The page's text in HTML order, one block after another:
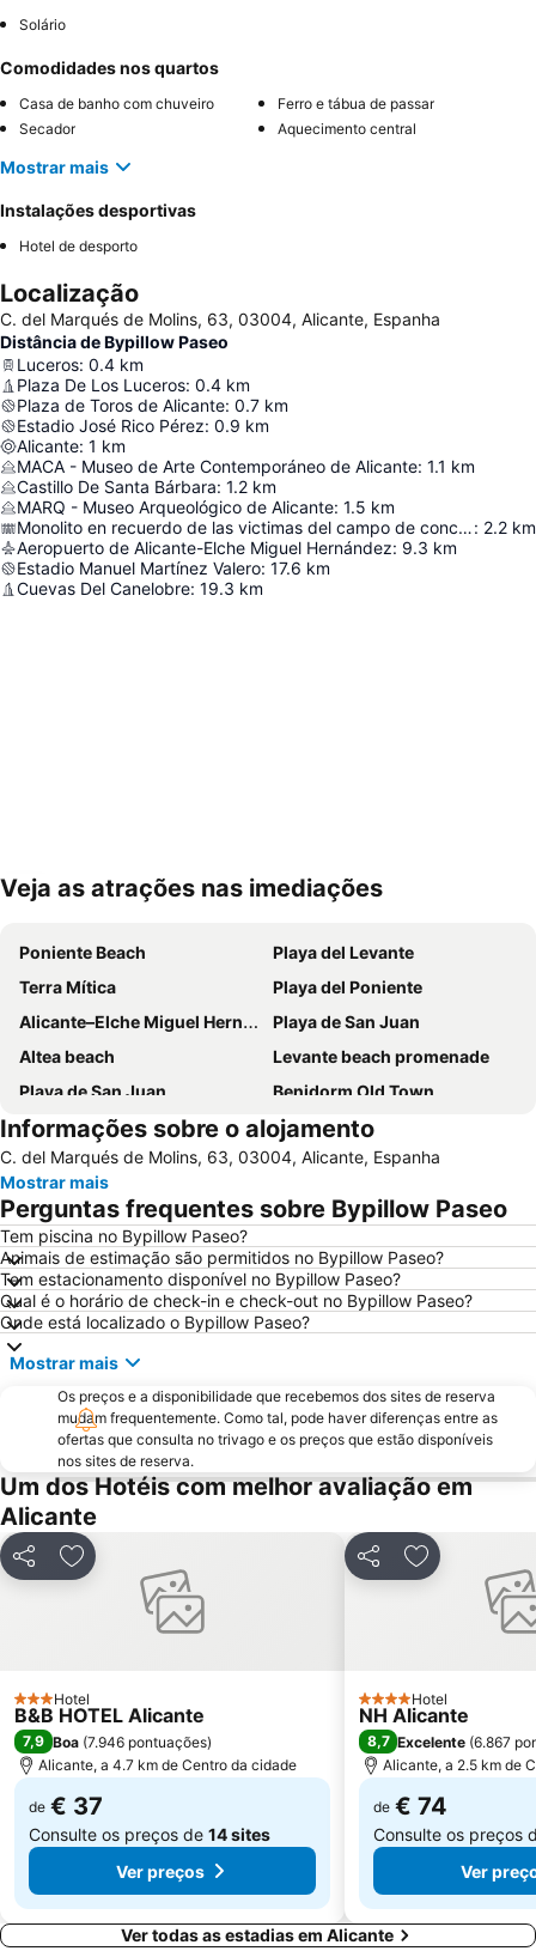
Solário
Comodidades nos quartos
Casa de banho com chuveiro
Ferro e tábua de passar
Secador
Aquecimento central
Mostrar mais
Instalações desportivas
Hotel de desporto
Localização
C. del Marqués de Molins, 63, 03004, Alicante, Espanha
Distância de Bypillow Paseo
Luceros: 0.4 km
Plaza De Los Luceros: 0.4 km
Plaza de Toros de Alicante: 0.7 km
Estadio José Rico Pérez: 0.9 km
Alicante: 1 km
MACA - Museo de Arte Contemporáneo de Alicante: 1.1 km
Castillo De Santa Bárbara: 1.2 km
MARQ - Museo Arqueológico de Alicante: 1.5 km
Monolito en recuerdo de las victimas del campo de concentración de Los Almendros: 2.2 km
Aeropuerto de Alicante-Elche Miguel Hernández: 9.3 km
Estadio Manuel Martínez Valero: 17.6 km
Cuevas Del Canelobre: 19.3 km
Ampliar mapa
Veja as atrações nas imediações
Poniente Beach
Playa del Levante
Terra Mítica
Playa del Poniente
Alicante–Elche Miguel Hernández Airport
Playa de San Juan
Altea beach
Levante beach promenade
Playa de San Juan
Benidorm Old Town
Benidorm Palace
El Postiguet
Estación de autobuses
Centro
Isla de Benidorm
Marina de Alicante
Festilandia
Aqualandia
Platja de La Cala de Finestrat
Playa de la Ermita
Avenida Jaime I
Centro
Aqua Natura
Comunidad Valenciana day
Gran Playa
Isla de Tabarca
Estación de Autobuses de Alicante
Raco de Loix
Torrellano
Ermita de Sanz
Campoamor
Casino Mediterráneo
Mercado
Plaza de Toros de Alicante
Cala Mal Pas
Albufereta
de La Mata
Terra Natura
Calas Santa Pola del Este
Balcony of the Mediterranean
Punta Prima
Informações sobre o alojamento
C. del Marqués de Molins, 63, 03004, Alicante, Espanha
Mostrar mais
Perguntas frequentes sobre Bypillow Paseo
Tem piscina no Bypillow Paseo?
Animais de estimação são permitidos no Bypillow Paseo?
Tem estacionamento disponível no Bypillow Paseo?
Qual é o horário de check-in e check-out no Bypillow Paseo?
Onde está localizado o Bypillow Paseo?
Mostrar mais
Os preços e a disponibilidade que recebemos dos sites de reserva
mudam frequentemente. Como tal, pode haver diferenças entre as
ofertas que consulta no trivago e os preços que estão disponíveis
nos sites de reserva.
Um dos Hotéis com melhor avaliação em
Alicante
PartilharAdicionar aos favoritos
3 Estrelas
Hotel
B&B HOTEL Alicante
7,9 Boa (7.946 pontuações)
Alicante, a 4.7 km de Centro da cidade
de € 37
Consulte os preços de 14 sites
Ver preços
PartilharAdicionar
4 Estrelas
Hotel
NH Alicante
8,7 Excelente (6.867
Alicante, a 2.5 km de
de € 74
Consulte os preços
Ver
Ver todas as estadias em Alicante